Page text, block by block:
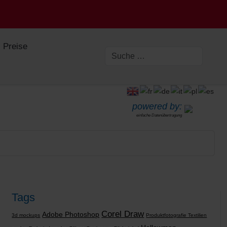
Preise
powered by:
einfache Datenübertragung
Tags
3d mockups Adobe Photoshop Corel Draw Produktfotografie Textilien